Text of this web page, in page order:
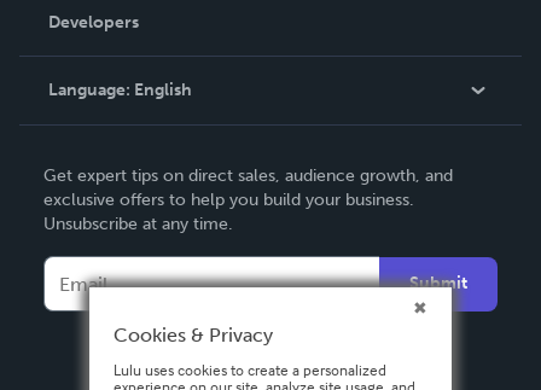
Podcast
Order Lookup
Knowledge Base
Contact Support
Developers
Language: English
Deutsch
Français
Español
Get expert tips on direct sales, audience growth, and
exclusive offers to help you build your business.
Unsubscribe at any time.
Submit
Cookies & Privacy
Lulu uses cookies to create a personalized